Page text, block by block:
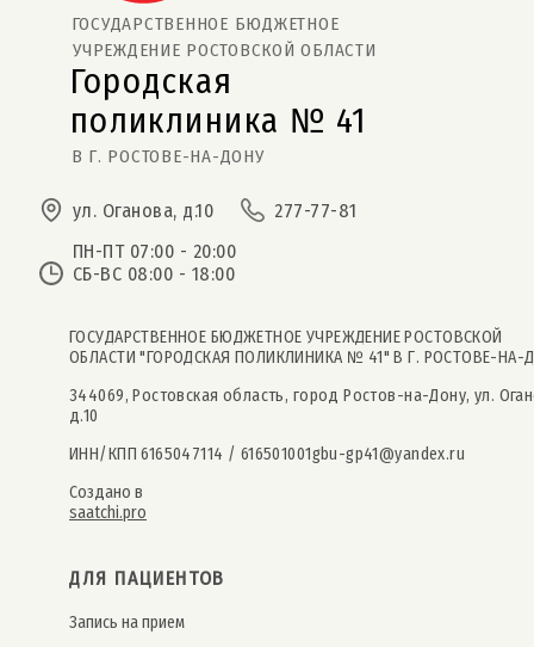
В Г. РОСТОВЕ-НА-ДОНУ
ГОСУДАРСТВЕННОЕ БЮДЖЕТНОЕ
поликлиника № 41
УЧРЕЖДЕНИЕ РОСТОВСКОЙ ОБЛАСТИ
Городская
ул. Оганова, д.10
277-77-81
ПН-ПТ 07:00 - 20:00
СБ-ВС 08:00 - 18:00
ГОСУДАРСТВЕННОЕ БЮДЖЕТНОЕ УЧРЕЖДЕНИЕ РОСТОВСКОЙ
ОБЛАСТИ "ГОРОДСКАЯ ПОЛИКЛИНИКА № 41" В Г. РОСТОВЕ-НА-
344069, Ростовская область, город Ростов-на-Дону, ул.
д.10
ИНН/КПП 6165047114 / 616501001gbu-gp41@yandex.ru
Создано в
saatchi.pro
ДЛЯ ПАЦИЕНТОВ
Запись на прием